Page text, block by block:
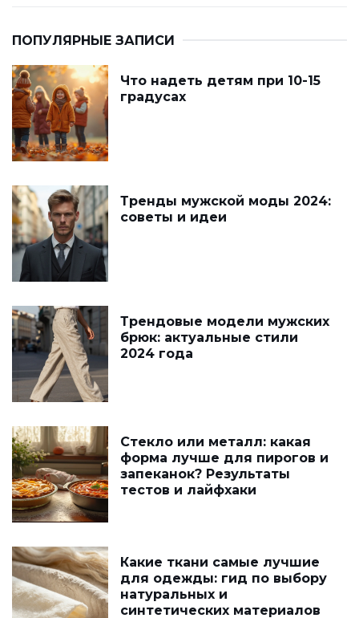
ПОПУЛЯРНЫЕ ЗАПИСИ
Что надеть детям при 10-15
градусах
Тренды мужской моды 2024:
советы и идеи
Трендовые модели мужских
брюк: актуальные стили
2024 года
Стекло или металл: какая
форма лучше для пирогов и
запеканок? Результаты
тестов и лайфхаки
Какие ткани самые лучшие
для одежды: гид по выбору
натуральных и
синтетических материалов